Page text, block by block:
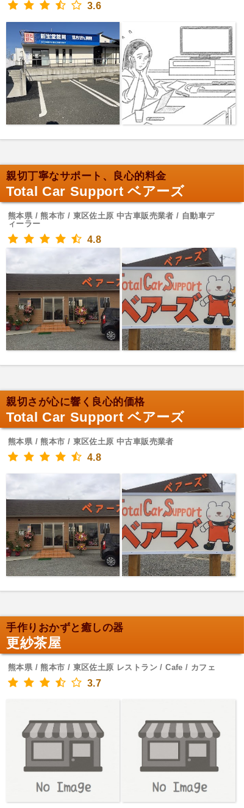
3.6
親切丁寧なサポート、良心的料金
Total Car Support ベアーズ
熊本県 / 熊本市 / 東区佐土原 中古車販売業者 / 自動車デ
ィーラー
4.8
親切さが心に響く良心的価格
Total Car Support ベアーズ
熊本県 / 熊本市 / 東区佐土原 中古車販売業者
4.8
手作りおかずと癒しの器
更紗茶屋
熊本県 / 熊本市 / 東区佐土原 レストラン / Cafe / カフェ
3.7